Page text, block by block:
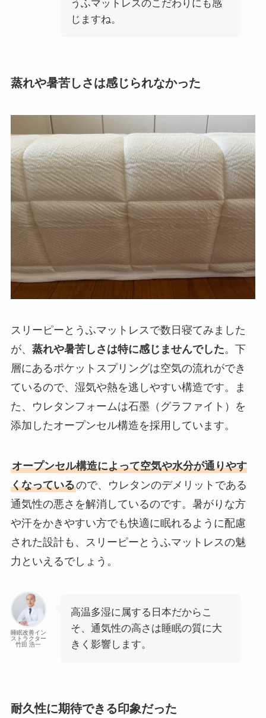
うふマットレスのこだわりにも感
じますね。
蒸れや暑苦しさは感じられなかった
スリーピーとうふマットレスで数日寝てみました
が、 蒸れや暑苦しさは特に感じませんでした。下
層にあるポケットスプリングは空気の流れができ
ているので、湿気や熱を逃しやすい構造です。ま
た、ウレタンフォームは石墨（グラファイト）を
添加したオープンセル構造を採用しています。
オープンセル構造によって空気や水分が通りやす
くなっているので、ウレタンのデメリットである
通気性の悪さを解消しているのです。暑がりな方
や汗をかきやすい方でも快適に眠れるように配慮
された設計も、スリーピーとうふマットレスの魅
力といえるでしょう。
睡眠改善イン
ストラクター
竹田 浩一
高温多湿に属する日本だからこ
そ、通気性の高さは睡眠の質に大
きく影響します。
耐久性に期待できる印象だった